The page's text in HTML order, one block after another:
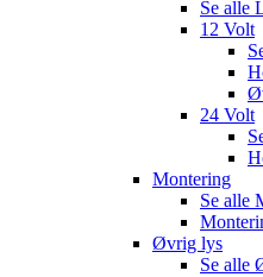
Se alle
12 Volt
24 Volt
Montering
Se alle
Øvrig lys
Se alle